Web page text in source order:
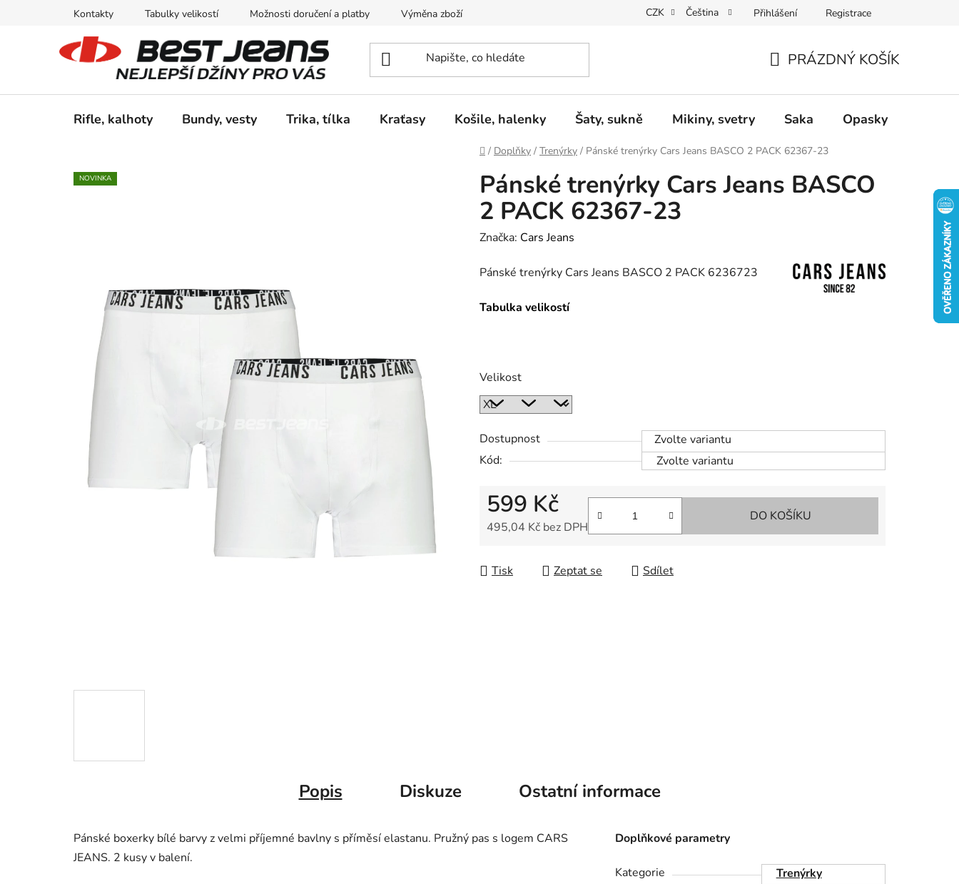
Kontakty Tabulky velikostí Možnosti doručení a platby Výměna zboží Dárkové poukazy Dostupnost Obchodní podmínky
CZK Čeština Přihlášení Registrace
KOŠÍK
PRÁZDNÝ KOŠÍK
Rifle, kalhoty Bundy, vesty Trika, tílka Kraťasy Košile, halenky Šaty, sukně Mikiny, svetry Saka Opasky
Domů
/ Doplňky / Trenýrky / Pánské trenýrky Cars Jeans BASCO 2 PACK 62367-23
Pánské trenýrky Cars Jeans BASCO
2 PACK 62367-23
Značka: Cars Jeans
Pánské trenýrky Cars Jeans BASCO 2 PACK 6236723
Tabulka velikostí
Velikost
Dostupnost
Zvolte variantu
Kód:
Zvolte variantu
599 Kč
495,04 Kč bez DPH
DO KOŠÍKU
Tisk Zeptat se Sdílet
NOVINKA
Popis Diskuze Ostatní informace
Pánské boxerky bílé barvy z velmi příjemné bavlny s příměsí elastanu. Pružný pas s logem CARS
JEANS. 2 kusy v balení.
Doplňkové parametry
Kategorie
Trenýrky